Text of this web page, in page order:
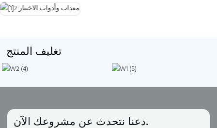
تغليف المنتج
دعنا نتحدث عن مشروعك الآن.